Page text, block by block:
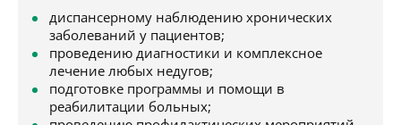
диспансерному наблюдению хронических
заболеваний у пациентов;
проведению диагностики и комплексное
лечение любых недугов;
подготовке программы и помощи в
реабилитации больных;